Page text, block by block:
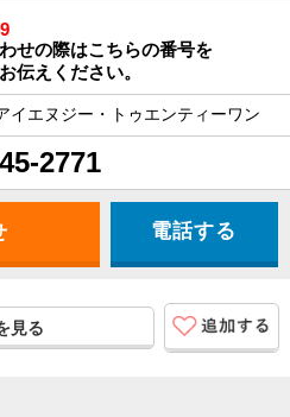
せの際はこちらの番号を
伝えください。
イエヌジー・トゥエンティーワン
2771
電話する
見る